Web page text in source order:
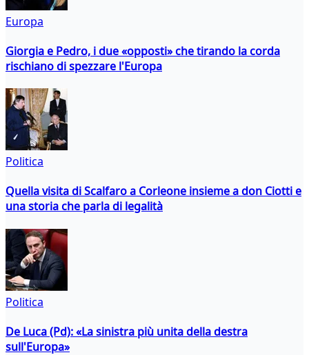
Europa
Giorgia e Pedro, i due «opposti» che tirando la corda
rischiano di spezzare l'Europa
Politica
Quella visita di Scalfaro a Corleone insieme a don Ciotti e
una storia che parla di legalità
Politica
De Luca (Pd): «La sinistra più unita della destra
sull'Europa»